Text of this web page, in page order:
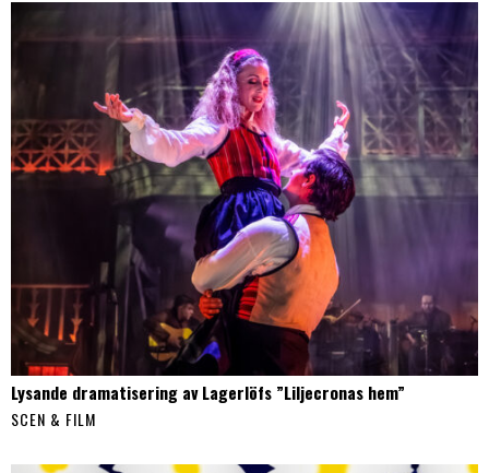
Lysande dramatisering av Lagerlöfs ”Liljecronas hem”
SCEN & FILM